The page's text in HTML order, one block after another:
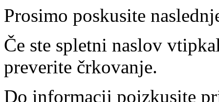
Prosimo poskusite
Če ste spletni naslov
preverite črkovanje.
Do informacij poizkusite